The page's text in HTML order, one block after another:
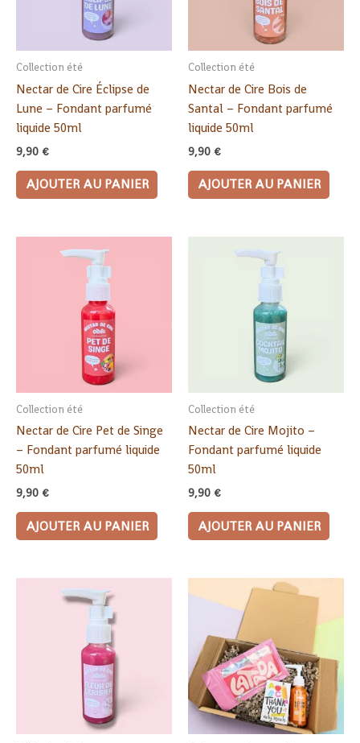
Collection été
Nectar de Cire Éclipse de
Lune – Fondant parfumé
liquide 50ml
9,90 €
AJOUTER AU PANIER
Collection été
Nectar de Cire Bois de
Santal – Fondant parfumé
liquide 50ml
9,90 €
AJOUTER AU PANIER
Collection été
Nectar de Cire Pet de Singe
– Fondant parfumé liquide
50ml
9,90 €
AJOUTER AU PANIER
Collection été
Nectar de Cire Mojito –
Fondant parfumé liquide
50ml
9,90 €
AJOUTER AU PANIER